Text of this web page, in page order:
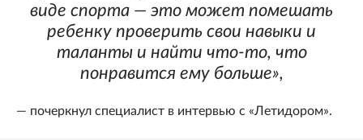
виде спорта — это может помешать
ребенку проверить свои навыки и
таланты и найти что-то, что
понравится ему больше»,
— почеркнул специалист в интервью с «Летидором».